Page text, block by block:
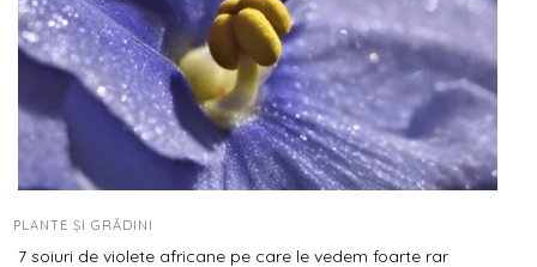
PLANTE ȘI GRĂDINI
7 soiuri de violete africane pe care le vedem foarte rar